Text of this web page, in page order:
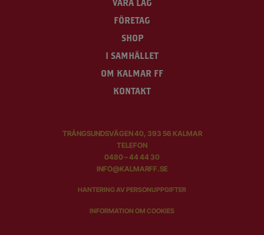
VÅRA LAG
FÖRETAG
SHOP
I SAMHÄLLET
OM KALMAR FF
KONTAKT
TRÅNGSUNDSVÄGEN 40, 393 56 KALMAR
TELEFON
0480 – 44 44 30
INFO@KALMARFF.SE
HANTERING AV PERSONUPPGIFTER
INFORMATION OM COOKIES